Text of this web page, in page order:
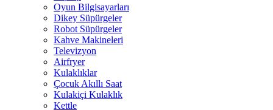
Oyun Bilgisayarları
Dikey Süpürgeler
Robot Süpürgeler
Kahve Makineleri
Televizyon
Airfryer
Kulaklıklar
Çocuk Akıllı Saat
Kulakiçi Kulaklık
Kettle